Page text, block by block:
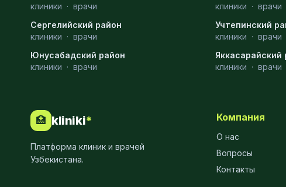
клиники · врачи
клиники · врачи
Сергелийский район
клиники · врачи
Учтепинский
клиники · врачи
Юнусабадский район
клиники · врачи
Яккасарайский
клиники · врачи
🏥 kliniki*
Платформа клиник и врачей
Узбекистана.
Компания
О нас
Вопросы
Контакты